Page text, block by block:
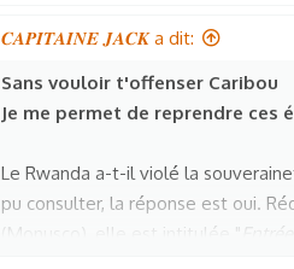
𝑪𝑨𝑷𝑰𝑻𝑨𝑰𝑵𝑬 𝑱𝑨𝑪𝑲 a dit:
Sans vouloir t'offenser Caribou
Je me permet de reprendre
Le Rwanda a-t-il violé la
pu consulter, la réponse est oui.
(Monusco), elle est intitulée "